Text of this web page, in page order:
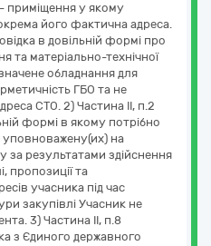
приміщення у якому
його фактична адреса.
в довільній формі про
та матеріально-технічної
обладнання для
ГБО та не
СТО. 2) Частина ІІ, п.2
формі в якому потрібно
уповноважену(их) на
за результатами здійснення
пропозиції та
учасника під час
закупівлі Учасник не
3) Частина ІІ, п.8
з Єдиного державного